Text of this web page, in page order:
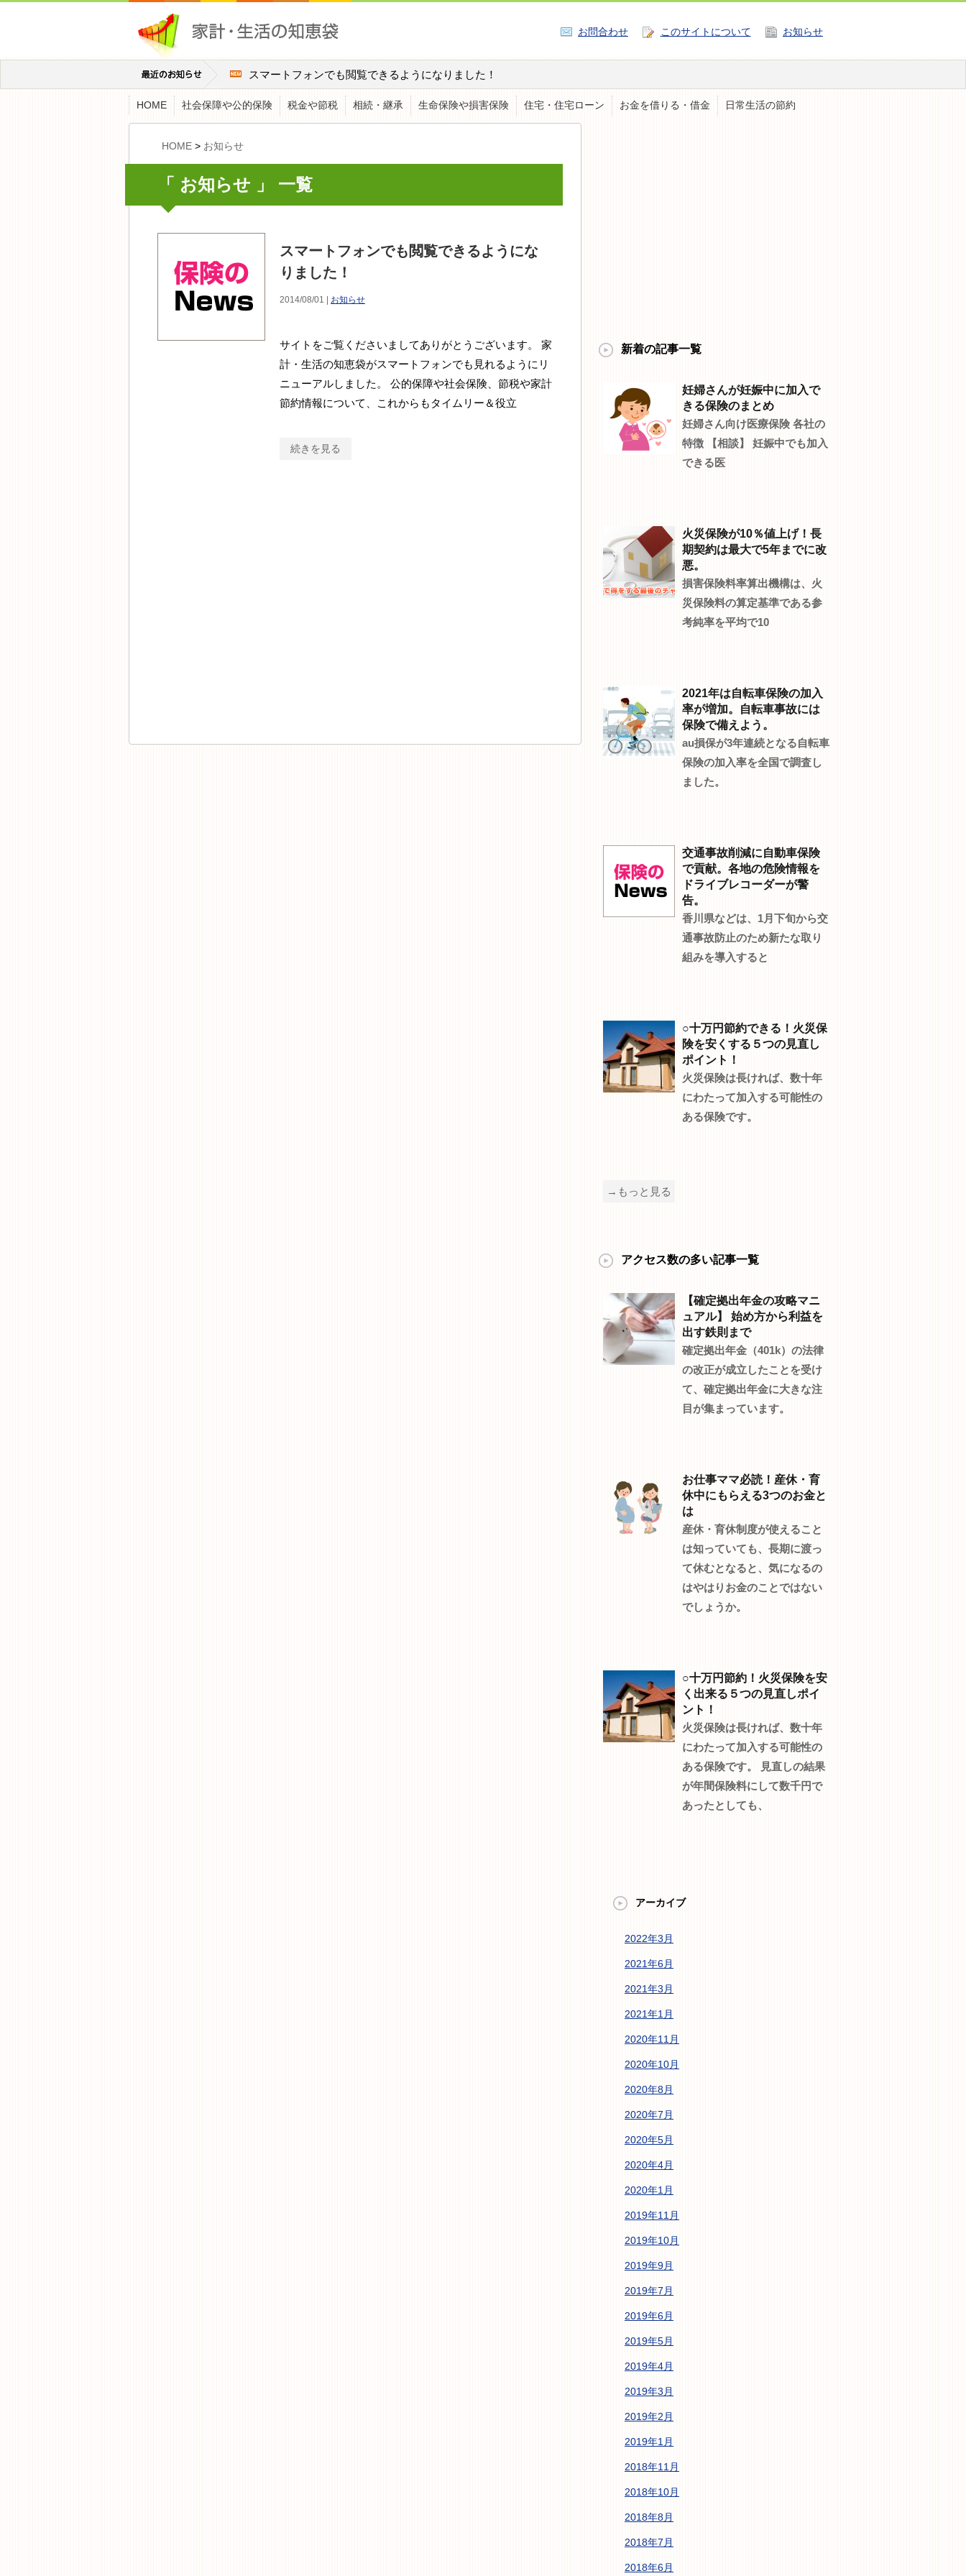
お問合わせ このサイトについて お知らせ
スマートフォンでも閲覧できるようになりました！
HOME 社会保障や公的保険 税金や節税 相続・継承 生命保険や損害保険 住宅・住宅ローン お金を借りる・借金 日常生活の節約
HOME > お知らせ
「 お知らせ 」 一覧
スマートフォンでも閲覧できるようにな
りました！
2014/08/01 | お知らせ
サイトをご覧くださいましてありがとうございます。 家
計・生活の知恵袋がスマートフォンでも見れるようにリ
ニューアルしました。 公的保障や社会保険、節税や家計
節約情報について、これからもタイムリー＆役立
続きを見る
新着の記事一覧
妊婦さんが妊娠中に加入で
きる保険のまとめ
妊婦さん向け医療保険 各社の
特徴 【相談】 妊娠中でも加入
できる医
火災保険が10％値上げ！長
期契約は最大で5年までに改
悪。
損害保険料率算出機構は、火
災保険料の算定基準である参
考純率を平均で10
2021年は自転車保険の加入
率が増加。自転車事故には
保険で備えよう。
au損保が3年連続となる自転車
保険の加入率を全国で調査し
ました。
交通事故削減に自動車保険
で貢献。各地の危険情報を
ドライブレコーダーが警
告。
香川県などは、1月下旬から交
通事故防止のため新たな取り
組みを導入すると
○十万円節約できる！火災保
険を安くする５つの見直し
ポイント！
火災保険は長ければ、数十年
にわたって加入する可能性の
ある保険です。
→もっと見る
アクセス数の多い記事一覧
【確定拠出年金の攻略マニ
ュアル】 始め方から利益を
出す鉄則まで
確定拠出年金（401k）の法律
の改正が成立したことを受け
て、確定拠出年金に大きな注
目が集まっています。
お仕事ママ必読！産休・育
休中にもらえる3つのお金と
は
産休・育休制度が使えること
は知っていても、長期に渡っ
て休むとなると、気になるの
はやはりお金のことではない
でしょうか。
○十万円節約！火災保険を安
く出来る５つの見直しポイ
ント！
火災保険は長ければ、数十年
にわたって加入する可能性の
ある保険です。 見直しの結果
が年間保険料にして数千円で
あったとしても、
アーカイブ
2022年3月
2021年6月
2021年3月
2021年1月
2020年11月
2020年10月
2020年8月
2020年7月
2020年5月
2020年4月
2020年1月
2019年11月
2019年10月
2019年9月
2019年7月
2019年6月
2019年5月
2019年4月
2019年3月
2019年2月
2019年1月
2018年11月
2018年10月
2018年8月
2018年7月
2018年6月